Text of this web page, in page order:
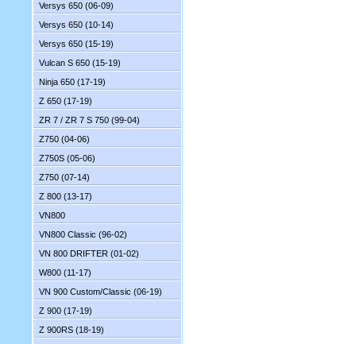
Versys 650 (06-09)
Versys 650 (10-14)
Versys 650 (15-19)
Vulcan S 650 (15-19)
Ninja 650 (17-19)
Z 650 (17-19)
ZR 7 / ZR 7 S 750 (99-04)
Z750 (04-06)
Z750S (05-06)
Z750 (07-14)
Z 800 (13-17)
VN800
VN800 Classic (96-02)
VN 800 DRIFTER (01-02)
W800 (11-17)
VN 900 Custom/Classic (06-19)
Z 900 (17-19)
Z 900RS (18-19)